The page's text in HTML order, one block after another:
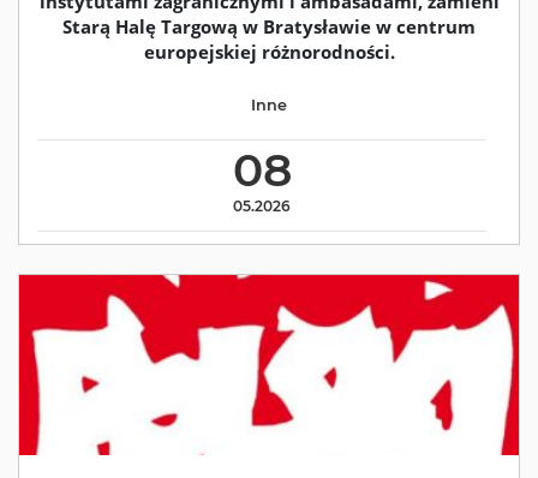
Starą Halę Targową w Bratysławie w centrum
europejskiej różnorodności.
08
05.2026
Inne